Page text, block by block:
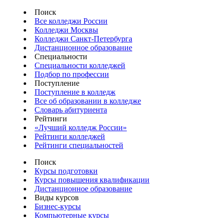
Поиск
Все колледжи России
Колледжи Москвы
Колледжи Санкт-Петербурга
Дистанционное образование
Специальности
Специальности колледжей
Подбор по профессии
Поступление
Поступление в колледж
Все об образовании в колледже
Словарь абитуриента
Рейтинги
«Лучший колледж России»
Рейтинги колледжей
Рейтинги специальностей
Поиск
Курсы подготовки
Курсы повышения квалификации
Дистанционное образование
Виды курсов
Бизнес-курсы
Компьютерные курсы